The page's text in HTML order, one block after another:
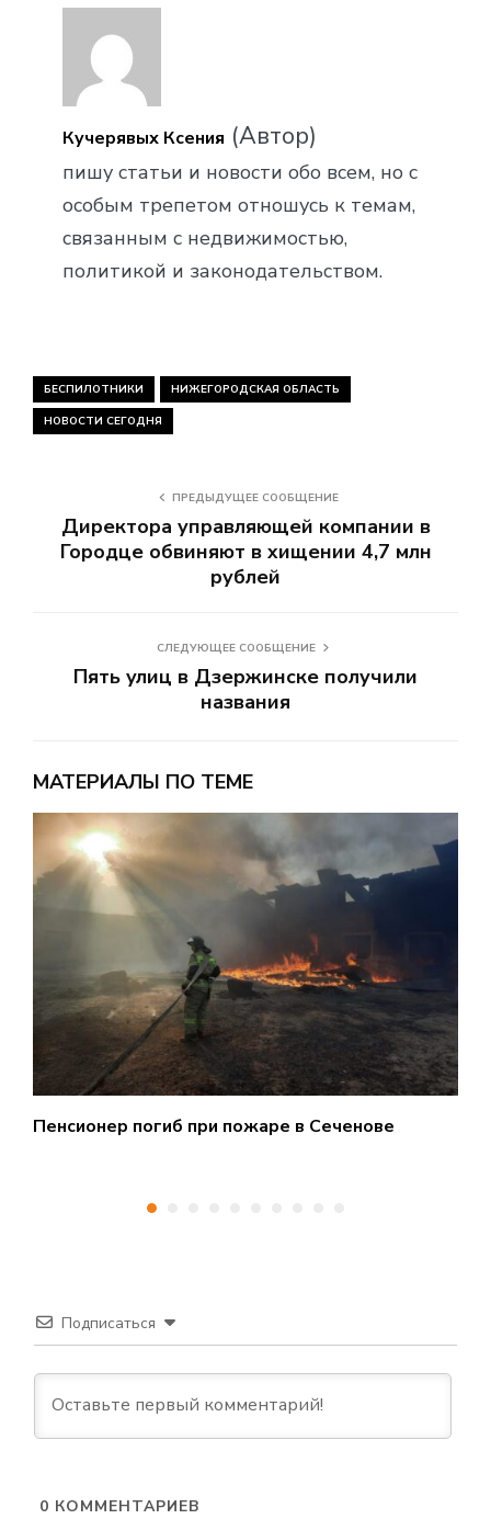
Кучерявых Ксения (Автор)
пишу статьи и новости обо всем, но с
особым трепетом отношусь к темам,
связанным с недвижимостью,
политикой и законодательством.
БЕСПИЛОТНИКИ НИЖЕГОРОДСКАЯ ОБЛАСТЬ
НОВОСТИ СЕГОДНЯ
ПРЕДЫДУЩЕЕ СООБЩЕНИЕ
Директора управляющей компании в
Городце обвиняют в хищении 4,7 млн
рублей
СЛЕДУЮЩЕЕ СООБЩЕНИЕ
Пять улиц в Дзержинске получили
названия
МАТЕРИАЛЫ ПО ТЕМЕ
Пенсионер погиб при пожаре в Сеченове
Подписаться
0 КОММЕНТАРИЕВ